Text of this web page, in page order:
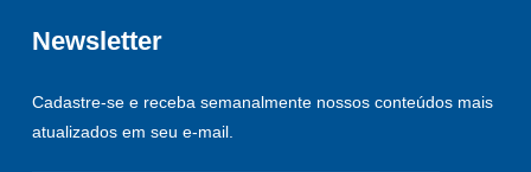
Newsletter
Cadastre-se e receba semanalmente nossos conteúdos mais
atualizados em seu e-mail.